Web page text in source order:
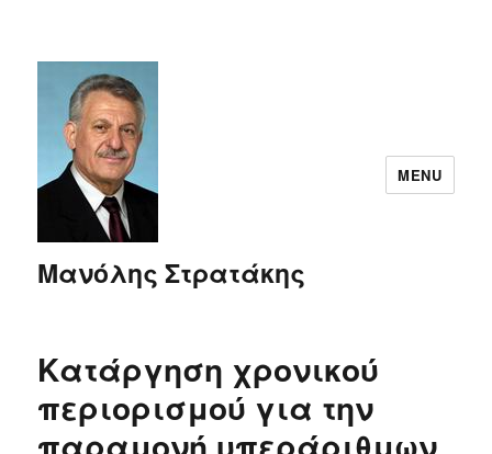
Μανόλης Στρατάκης
MENU
Κατάργηση χρονικού
περιορισμού για την